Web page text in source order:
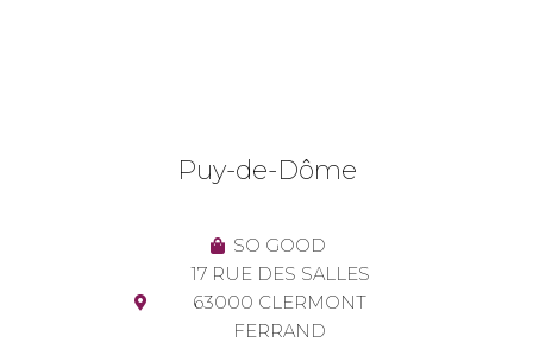
Puy-de-Dôme
SO GOOD
17 RUE DES SALLES
63000 CLERMONT
FERRAND